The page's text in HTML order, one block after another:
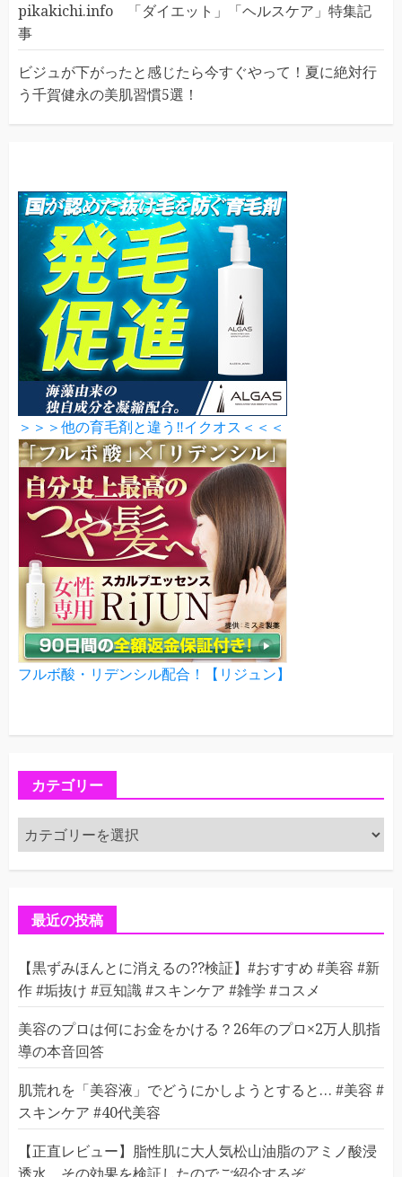
pikakichi.info 「ダイエット」「ヘルスケア」特集記
事
ビジュが下がったと感じたら今すぐやって！夏に絶対行
う千賀健永の美肌習慣5選！
＞＞＞他の育毛剤と違う‼イクオス＜＜＜
フルボ酸・リデンシル配合！【リジュン】
カテゴリー
カ
テ
ゴ
最近の投稿
【黒ずみほんとに消えるの??検証】#おすすめ #美容 #新
作 #垢抜け #豆知識 #スキンケア #雑学 #コスメ
美容のプロは何にお金をかける？26年のプロ×2万人肌指
導の本音回答
肌荒れを「美容液」でどうにかしようとすると… #美容 #
スキンケア #40代美容
【正直レビュー】脂性肌に大人気松山油脂のアミノ酸浸